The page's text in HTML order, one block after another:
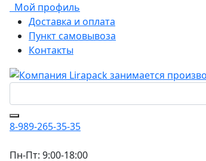
Мой профиль
Доставка и оплата
Пункт самовывоза
Контакты
8-989-265-35-35
Пн-Пт: 9:00-18:00